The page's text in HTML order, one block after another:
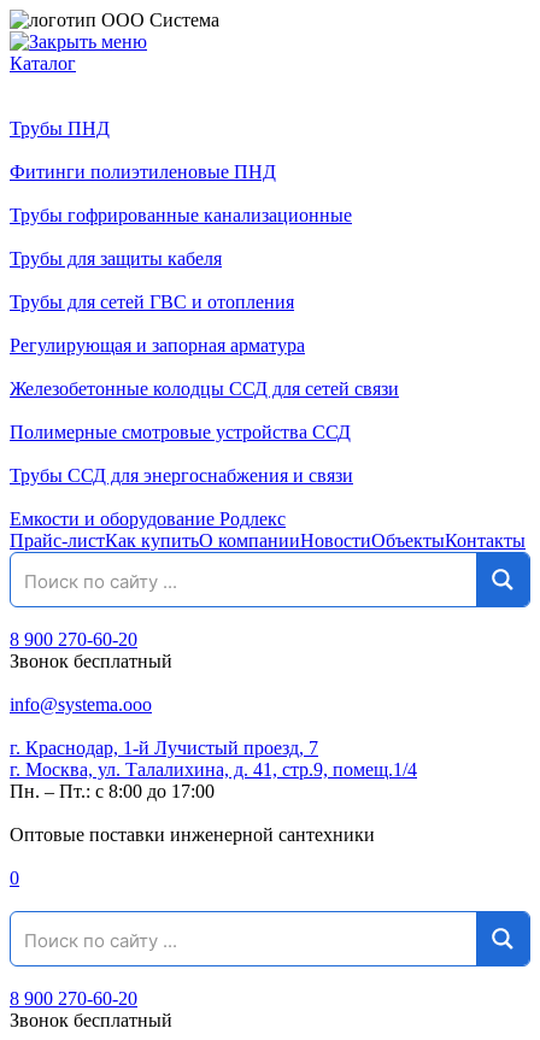
Каталог
Трубы ПНД
Фитинги полиэтиленовые ПНД
Трубы гофрированные канализационные
Трубы для защиты кабеля
Трубы для сетей ГВС и отопления
Регулирующая и запорная арматура
Железобетонные колодцы ССД для сетей связи
Полимерные смотровые устройства ССД
Трубы ССД для энергоснабжения и связи
Емкости и оборудование Родлекс
Прайс-листКак купитьО компанииНовостиОбъектыКонтакты
8 900 270-60-20
Звонок бесплатный
info@systema.ooo
г. Краснодар, 1-й Лучистый проезд, 7
г. Москва, ул. Талалихина, д. 41, стр.9, помещ.1/4
Пн. – Пт.: с 8:00 до 17:00
Оптовые поставки инженерной сантехники
0
8 900 270-60-20
Звонок бесплатный